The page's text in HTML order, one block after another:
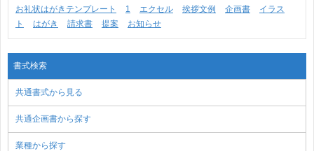
お礼状はがきテンプレート 1 エクセル 挨拶文例 企画書
イラス
ト
はがき 請求書 提案 お知らせ
書式検索
共通書式から見る
共通企画書から探す
業種から探す